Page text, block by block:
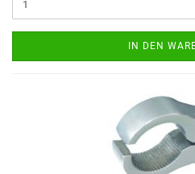
IN DEN